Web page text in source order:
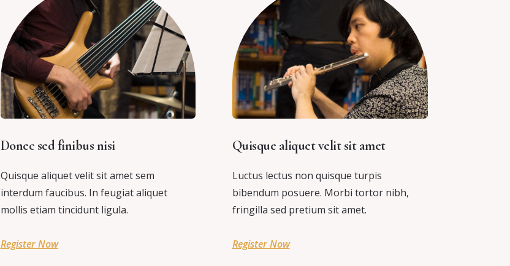
Donec sed finibus nisi
Quisque aliquet velit sit amet sem
interdum faucibus. In feugiat aliquet
mollis etiam tincidunt ligula.
Register Now
Quisque aliquet velit sit amet
Luctus lectus non quisque turpis
bibendum posuere. Morbi tortor nibh,
fringilla sed pretium sit amet.
Register Now